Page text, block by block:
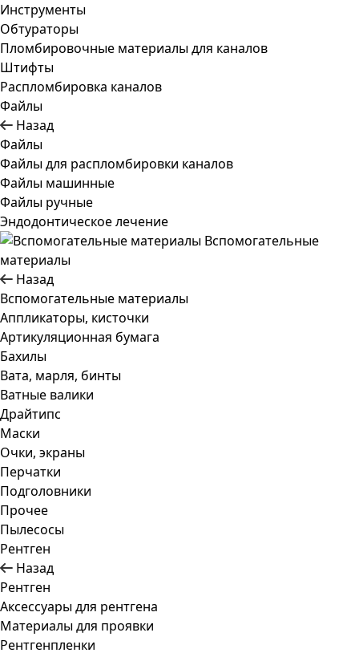
Инструменты
Обтураторы
Пломбировочные материалы для каналов
Штифты
Распломбировка каналов
Файлы
Назад
Файлы
Файлы для распломбировки каналов
Файлы машинные
Файлы ручные
Эндодонтическое лечение
Вспомогательные
материалы
Назад
Вспомогательные материалы
Аппликаторы, кисточки
Артикуляционная бумага
Бахилы
Вата, марля, бинты
Ватные валики
Драйтипс
Маски
Очки, экраны
Перчатки
Подголовники
Прочее
Пылесосы
Рентген
Назад
Рентген
Аксессуары для рентгена
Материалы для проявки
Рентгенпленки